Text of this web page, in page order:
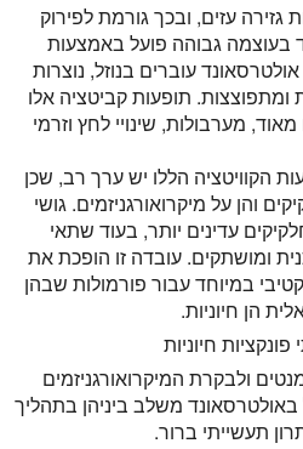
גזירה עזים, ובכך גורמת לפירוק
בעוצמה גבוהה פועל באמצעות
עוברים בנוזל, נוצרות
ומתפוצצות. תופעות קביטציה אלו
מערבולות, שינויי לחץ וזרמי
הקוויטציה הללו יש ערך רב, שכן
והן על מיקרואורגניזמים. גושי
עדינים יותר, בעוד שתאי
ומושתקים. עובדה זו הופכת את
במיוחד עבור פורמולות שבהן
הן חיוניות.
חיוניות
ולבקרת המיקרואורגניזמים
משלב ביניהן בתהליך
תעשייתי ברור.